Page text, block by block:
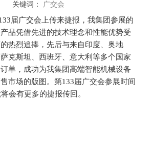
关键词：
广交会
33届广交会上传来捷报，我集团参展的
品凭借先进的技术理念和性能优势受
热烈追捧，先后与来自印度、奥地
克斯坦、西班牙、意大利等多个国家
单，成功为我集团高端智能机械设备
市场的版图。第133届广交会参展时间
会有更多的捷报传回 。